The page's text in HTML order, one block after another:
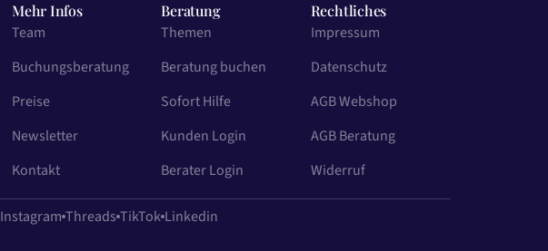
Mehr Infos
Team
Buchungsberatung
Preise
Newsletter
Kontakt
Beratung
Themen
Beratung buchen
Sofort Hilfe
Kunden Login
Berater Login
Rechtliches
Impressum
Datenschutz
AGB Webshop
AGB Beratung
Widerruf
Instagram Threads TikTok Linkedin